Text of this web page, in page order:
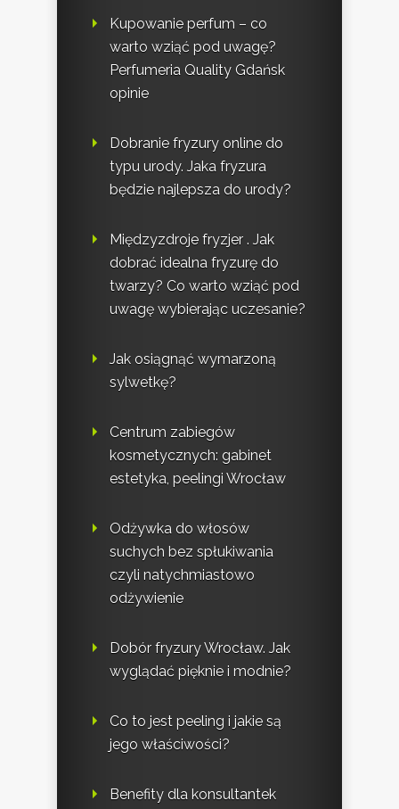
Kupowanie perfum – co
warto wziąć pod uwagę?
Perfumeria Quality Gdańsk
opinie
Dobranie fryzury online do
typu urody. Jaka fryzura
będzie najlepsza do urody?
Międzyzdroje fryzjer . Jak
dobrać idealna fryzurę do
twarzy? Co warto wziąć pod
uwagę wybierając uczesanie?
Jak osiągnąć wymarzoną
sylwetkę?
Centrum zabiegów
kosmetycznych: gabinet
estetyka, peelingi Wrocław
Odżywka do włosów
suchych bez spłukiwania
czyli natychmiastowo
odżywienie
Dobór fryzury Wrocław. Jak
wyglądać pięknie i modnie?
Co to jest peeling i jakie są
jego właściwości?
Benefity dla konsultantek